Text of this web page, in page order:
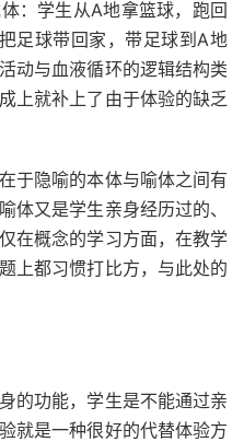
：学生从A地拿篮球，跑回
足球带回家，带足球到A地
动与血液循环的逻辑结构类
上就补上了由于体验的缺乏
于隐喻的本体与喻体之间有
体又是学生亲身经历过的、
在概念的学习方面，在教学
上都习惯打比方，与此处的
的功能，学生是不能通过亲
就是一种很好的代替体验方